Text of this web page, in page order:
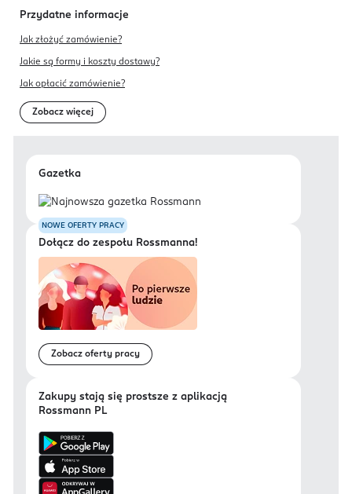
Przydatne informacje
Jak złożyć zamówienie?
Jakie są formy i koszty dostawy?
Jak opłacić zamówienie?
Zobacz więcej
Gazetka
NOWE OFERTY PRACY
Dołącz do zespołu Rossmanna!
Zobacz oferty pracy
Zakupy stają się prostsze z aplikacją
Rossmann PL